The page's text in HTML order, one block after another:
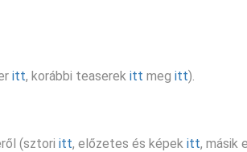
itt, korábbi teaserek itt meg itt).
(sztori itt, előzetes és képek itt, másik